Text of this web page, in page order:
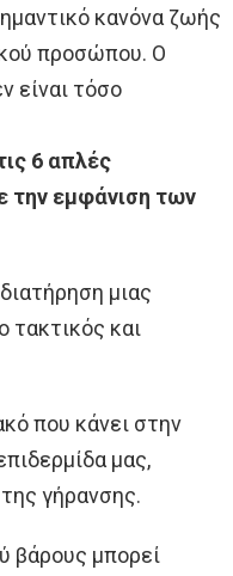
κανόνα ζωής
προσώπου. Ο
είναι τόσο
6 απλές
την εμφάνιση των
μιας
τακτικός και
που κάνει στην
μας,
γήρανσης.
βάρους μπορεί